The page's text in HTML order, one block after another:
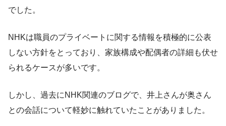
でした。
NHKは職員のプライベートに関する情報を積極的に公表
しない方針をとっており、家族構成や配偶者の詳細も伏せ
られるケースが多いです。
しかし、過去にNHK関連のブログで、井上さんが奥さん
との会話について軽妙に触れていたことがありました。